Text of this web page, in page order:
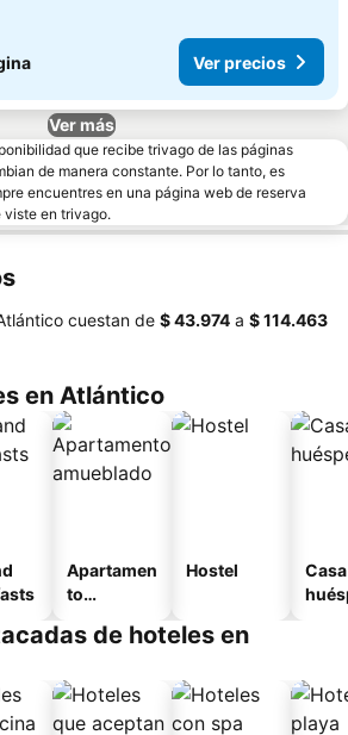
Ver precios
Ver más
que recibe trivago de las páginas
de manera constante. Por lo tanto, es
encuentres en una página web de reserva
viste en trivago.
cuestan de ‎$ 43.974 a ‎$ 114.463
en Atlántico
Apartamen
to
o
Hostel
de hoteles en